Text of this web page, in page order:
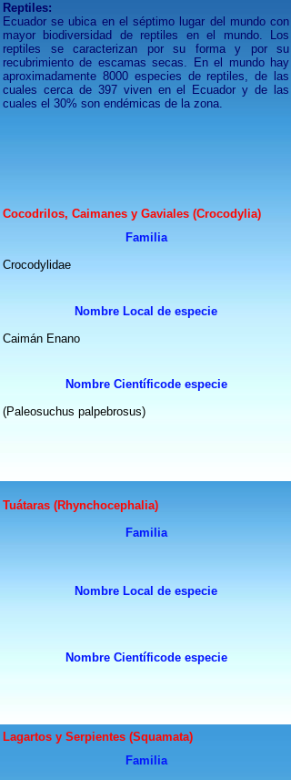
Reptiles:
Ecuador se ubica en el séptimo lugar del mundo con
mayor biodiversidad de reptiles en el mundo. Los
reptiles se caracterizan por su forma y por su
recubrimiento de escamas secas. En el mundo hay
aproximadamente 8000 especies de reptiles, de las
cuales cerca de 397 viven en el Ecuador y de las
cuales el 30% son endémicas de la zona.
Lagartos y Serpientes (Squamata)
Familia
Cocodrilos, Caimanes y Gaviales (Crocodylia)
Nombre Científicode especie
(Paleosuchus palpebrosus)
Familia
Crocodylidae
Nombre Local de especie
Caimán Enano
Tuátaras (Rhynchocephalia)
Nombre Científicode especie
Familia
Nombre Local de especie